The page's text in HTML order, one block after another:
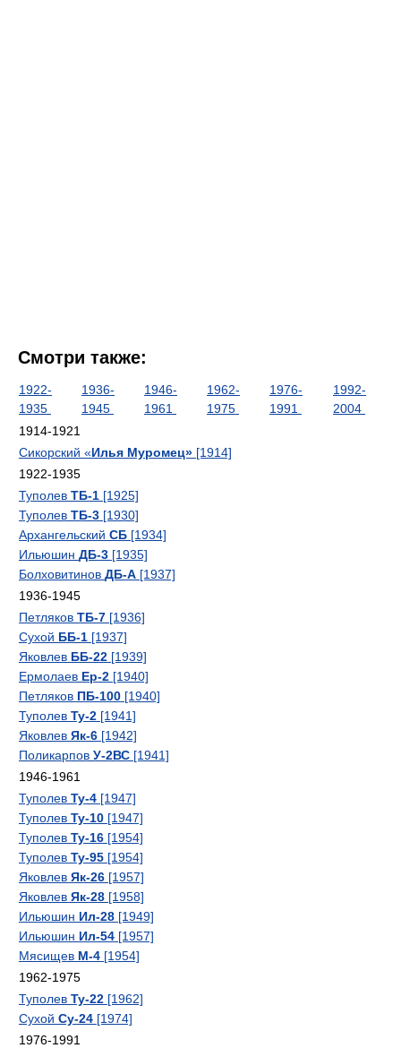
Смотри также:
1922-
1935
1936-
1945
1946-
1961
1962-
1975
1976-
1991
1992-
2004
1914-1921
Сикорский «Илья Муромец» [1914]
1922-1935
Туполев ТБ-1 [1925]
Туполев ТБ-3 [1930]
Архангельский СБ [1934]
Ильюшин ДБ-3 [1935]
Болховитинов ДБ-А [1937]
1936-1945
Петляков ТБ-7 [1936]
Сухой ББ-1 [1937]
Яковлев ББ-22 [1939]
Ермолаев Ер-2 [1940]
Петляков ПБ-100 [1940]
Туполев Ту-2 [1941]
Яковлев Як-6 [1942]
Поликарпов У-2ВС [1941]
1946-1961
Туполев Ту-4 [1947]
Туполев Ту-10 [1947]
Туполев Ту-16 [1954]
Туполев Ту-95 [1954]
Яковлев Як-26 [1957]
Яковлев Як-28 [1958]
Ильюшин Ил-28 [1949]
Ильюшин Ил-54 [1957]
Мясищев М-4 [1954]
1962-1975
Туполев Ту-22 [1962]
Сухой Су-24 [1974]
1976-1991